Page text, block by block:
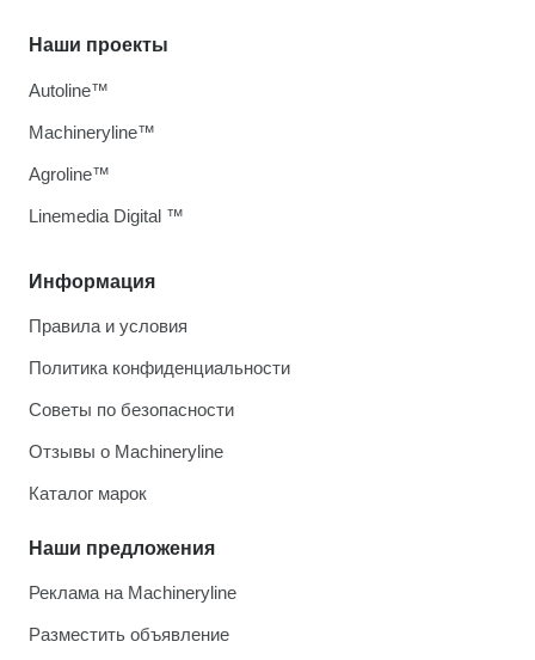
Информация
Правила и условия
Политика конфиденциальности
Советы по безопасности
Отзывы о Machineryline
Каталог марок
Наши предложения
Реклама на Machineryline
Разместить объявление
Наши проекты
Autoline™
Machineryline™
Agroline™
Linemedia Digital ™